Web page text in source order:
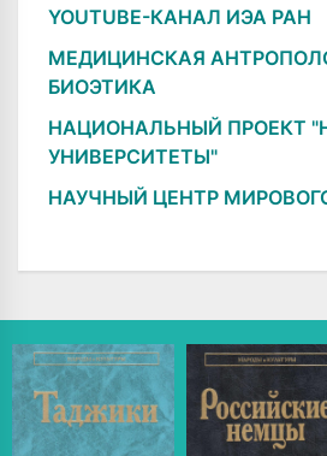
YOUTUBE-КАНАЛ ИЭА РАН
МЕДИЦИНСКАЯ
БИОЭТИКА
НАЦИОНАЛЬНЫЙ ПРОЕКТ
УНИВЕРСИТЕТЫ"
НАУЧНЫЙ ЦЕНТР